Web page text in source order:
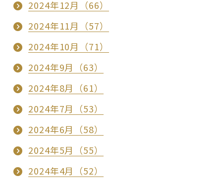
2024年12月（66）
2024年11月（57）
2024年10月（71）
2024年9月（63）
2024年8月（61）
2024年7月（53）
2024年6月（58）
2024年5月（55）
2024年4月（52）